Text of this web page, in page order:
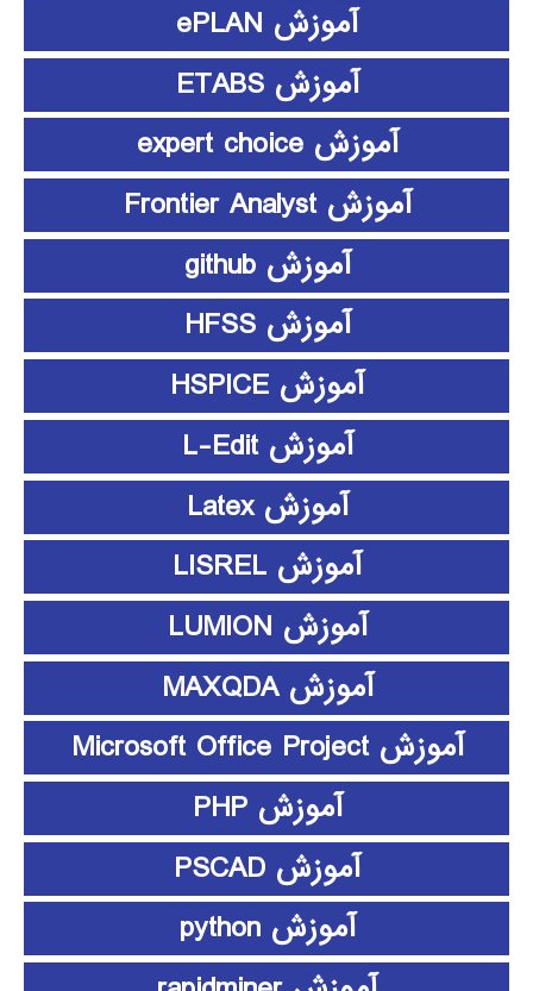
آموزش ePLAN
آموزش ETABS
آموزش expert choice
آموزش Frontier Analyst
آموزش github
آموزش HFSS
آموزش HSPICE
آموزش L-Edit
آموزش Latex
آموزش LISREL
آموزش LUMION
آموزش MAXQDA
آموزش Microsoft Office Project
آموزش PHP
آموزش PSCAD
آموزش python